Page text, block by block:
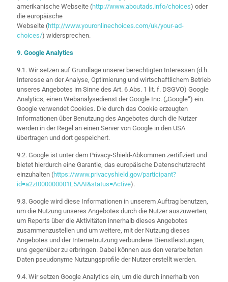
amerikanische Webseite (http://www.aboutads.info/choices) oder
die europäische
Webseite (http://www.youronlinechoices.com/uk/your-ad-
choices/) widersprechen.
9. Google Analytics
9.1. Wir setzen auf Grundlage unserer berechtigten Interessen (d.h.
Interesse an der Analyse, Optimierung und wirtschaftlichem Betrieb
unseres Angebotes im Sinne des Art. 6 Abs. 1 lit. f. DSGVO) Google
Analytics, einen Webanalysedienst der Google Inc. („Google“) ein.
Google verwendet Cookies. Die durch das Cookie erzeugten
Informationen über Benutzung des Angebotes durch die Nutzer
werden in der Regel an einen Server von Google in den USA
übertragen und dort gespeichert.
9.2. Google ist unter dem Privacy-Shield-Abkommen zertifiziert und
bietet hierdurch eine Garantie, das europäische Datenschutzrecht
einzuhalten (https://www.privacyshield.gov/participant?
id=a2zt000000001L5AAI&status=Active).
9.3. Google wird diese Informationen in unserem Auftrag benutzen,
um die Nutzung unseres Angebotes durch die Nutzer auszuwerten,
um Reports über die Aktivitäten innerhalb dieses Angebotes
zusammenzustellen und um weitere, mit der Nutzung dieses
Angebotes und der Internetnutzung verbundene Dienstleistungen,
uns gegenüber zu erbringen. Dabei können aus den verarbeiteten
Daten pseudonyme Nutzungsprofile der Nutzer erstellt werden.
9.4. Wir setzen Google Analytics ein, um die durch innerhalb von